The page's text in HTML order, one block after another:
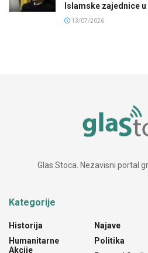
Islamske zajednice u
13/07/2026
Glas Stoca. Nezavisni portal
Kategorije
Historija
Humanitarne
Akcije
Najave
Politika